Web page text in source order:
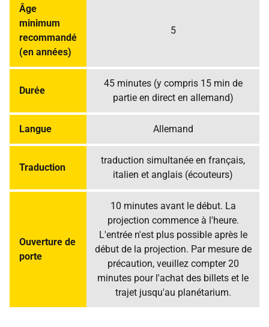
Âge
minimum
recommandé
(en années)
5
Durée
45 minutes (y compris 15 min de
partie en direct en allemand)
Langue Allemand
Traduction
traduction simultanée en français,
italien et anglais (écouteurs)
Ouverture de
porte
10 minutes avant le début. La
projection commence à l'heure.
L'entrée n'est plus possible après le
début de la projection. Par mesure de
précaution, veuillez compter 20
minutes pour l'achat des billets et le
trajet jusqu'au planétarium.